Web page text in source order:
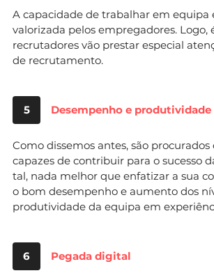
A capacidade de trabalhar em equipa
valorizada pelos empregadores. Logo,
recrutadores vão prestar especial
de recrutamento.
5 Desempenho e produtividade
Como dissemos antes, são
capazes de contribuir para o sucesso
tal, nada melhor que enfatizar a sua
o bom desempenho e aumento dos
produtividade da equipa em
6 Pegada digital